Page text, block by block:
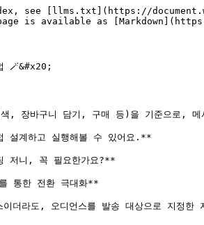
see [llms.txt](https://
is available as
🪄&#x20;
장바구니 담기, 구매 등)을 기준으로, 메
설계하고 실행해볼 수 있어요.**
저니, 꼭 필요한가요?**
통한 전환 극대화**
더라도, 오디언스를 발송 대상으로 지정